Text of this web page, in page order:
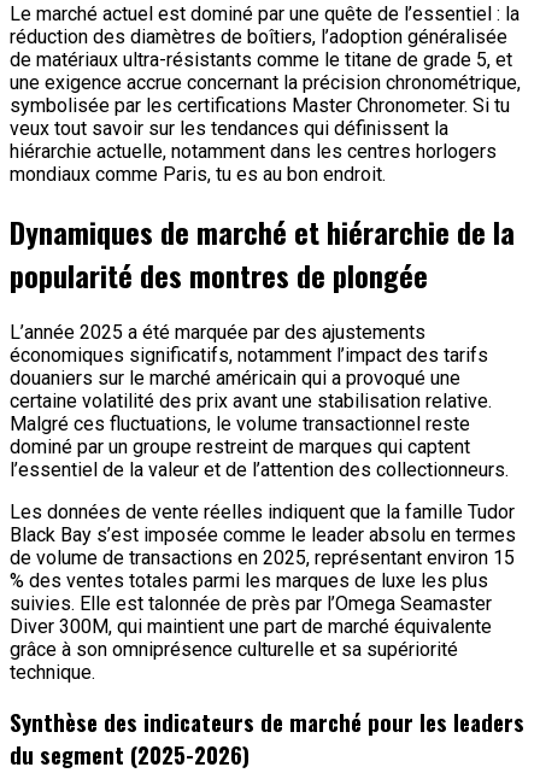
Le marché actuel est dominé par une quête de l’essentiel : la
réduction des diamètres de boîtiers, l’adoption généralisée
de matériaux ultra-résistants comme le titane de grade 5, et
une exigence accrue concernant la précision chronométrique,
symbolisée par les certifications Master Chronometer. Si tu
veux tout savoir sur les tendances qui définissent la
hiérarchie actuelle, notamment dans les centres horlogers
mondiaux comme Paris, tu es au bon endroit.
Dynamiques de marché et hiérarchie de la
popularité des montres de plongée
L’année 2025 a été marquée par des ajustements
économiques significatifs, notamment l’impact des tarifs
douaniers sur le marché américain qui a provoqué une
certaine volatilité des prix avant une stabilisation relative.
Malgré ces fluctuations, le volume transactionnel reste
dominé par un groupe restreint de marques qui captent
l’essentiel de la valeur et de l’attention des collectionneurs.
Les données de vente réelles indiquent que la famille Tudor
Black Bay s’est imposée comme le leader absolu en termes
de volume de transactions en 2025, représentant environ 15
% des ventes totales parmi les marques de luxe les plus
suivies. Elle est talonnée de près par l’Omega Seamaster
Diver 300M, qui maintient une part de marché équivalente
grâce à son omniprésence culturelle et sa supériorité
technique.
Synthèse des indicateurs de marché pour les leaders
du segment (2025-2026)